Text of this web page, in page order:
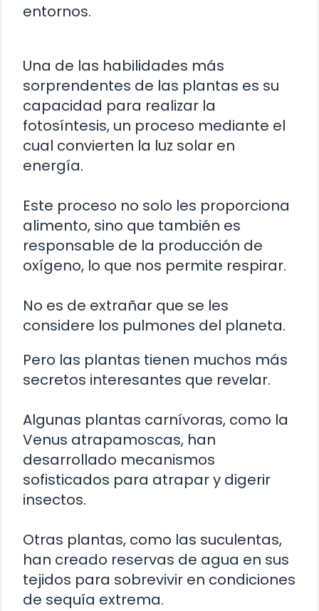
entornos.
Una de las habilidades más
sorprendentes de las plantas es su
capacidad para realizar la
fotosíntesis, un proceso mediante el
cual convierten la luz solar en
energía.
Este proceso no solo les proporciona
alimento, sino que también es
responsable de la producción de
oxígeno, lo que nos permite respirar.
No es de extrañar que se les
considere los pulmones del planeta.
Pero las plantas tienen muchos más
secretos interesantes que revelar.
Algunas plantas carnívoras, como la
Venus atrapamoscas, han
desarrollado mecanismos
sofisticados para atrapar y digerir
insectos.
Otras plantas, como las suculentas,
han creado reservas de agua en sus
tejidos para sobrevivir en condiciones
de sequía extrema.